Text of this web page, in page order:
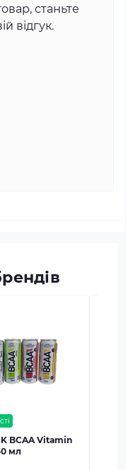
станьте
відгук.
BCAA Vitamin
мл